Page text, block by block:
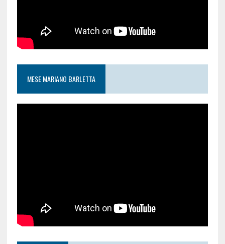
MESE MARIANO BARLETTA